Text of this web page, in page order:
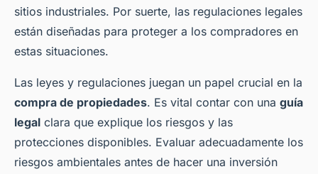
sitios industriales. Por suerte, las regulaciones legales
están diseñadas para proteger a los compradores en
estas situaciones.
Las leyes y regulaciones juegan un papel crucial en la
compra de propiedades. Es vital contar con una guía
legal clara que explique los riesgos y las
protecciones disponibles. Evaluar adecuadamente los
riesgos ambientales antes de hacer una inversión